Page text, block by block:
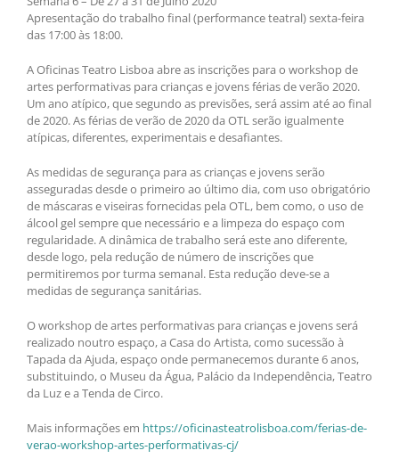
Apresentação do trabalho final (performance teatral) sexta-feira
das 17:00 às 18:00.
A Oficinas Teatro Lisboa abre as inscrições para o workshop de
artes performativas para crianças e jovens férias de verão 2020.
Um ano atípico, que segundo as previsões, será assim até ao final
de 2020. As férias de verão de 2020 da OTL serão igualmente
atípicas, diferentes, experimentais e desafiantes.
As medidas de segurança para as crianças e jovens serão
asseguradas desde o primeiro ao último dia, com uso obrigatório
de máscaras e viseiras fornecidas pela OTL, bem como, o uso de
álcool gel sempre que necessário e a limpeza do espaço com
regularidade. A dinâmica de trabalho será este ano diferente,
desde logo, pela redução de número de inscrições que
permitiremos por turma semanal. Esta redução deve-se a
medidas de segurança sanitárias.
O workshop de artes performativas para crianças e jovens será
realizado noutro espaço, a Casa do Artista, como sucessão à
Tapada da Ajuda, espaço onde permanecemos durante 6 anos,
substituindo, o Museu da Água, Palácio da Independência, Teatro
da Luz e a Tenda de Circo.
Mais informações em https://oficinasteatrolisboa.com/ferias-de-
verao-workshop-artes-performativas-cj/